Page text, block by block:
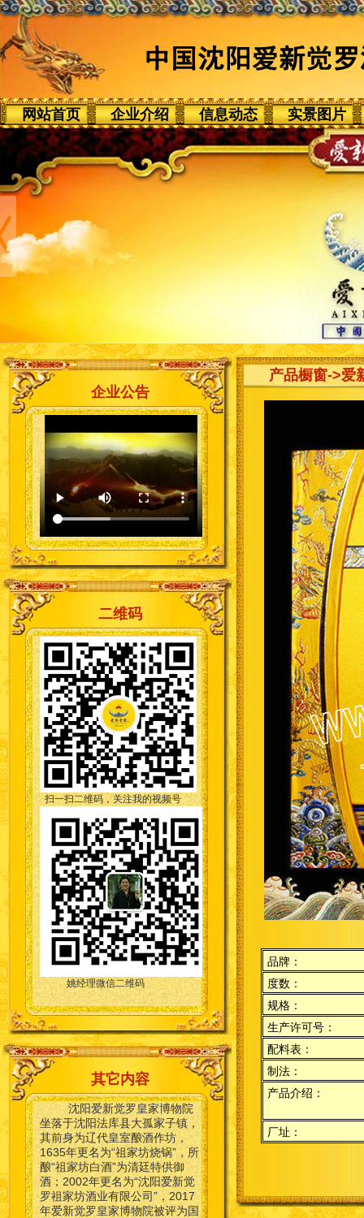
网站首页 企业介绍 信息动态 实景图片
企业公告
二维码
扫一扫二维码，关注我的视频号
姚经理微信二维码
其它内容
沈阳爱新觉罗皇家博物院
坐落于沈阳法库县大孤家子镇，
其前身为辽代皇室酿酒作坊，
1635年更名为“祖家坊烧锅”，所
酿“祖家坊白酒”为清廷特供御
酒；2002年更名为“沈阳爱新觉
罗祖家坊酒业有限公司”，2017
年爱新觉罗皇家博物院被评为国
产品橱窗->爱
品牌：
度数：
规格：
生产许可号：
配料表：
制法：
产品介绍：
厂址：